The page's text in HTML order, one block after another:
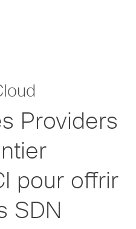
Providers
pour offrir
SDN